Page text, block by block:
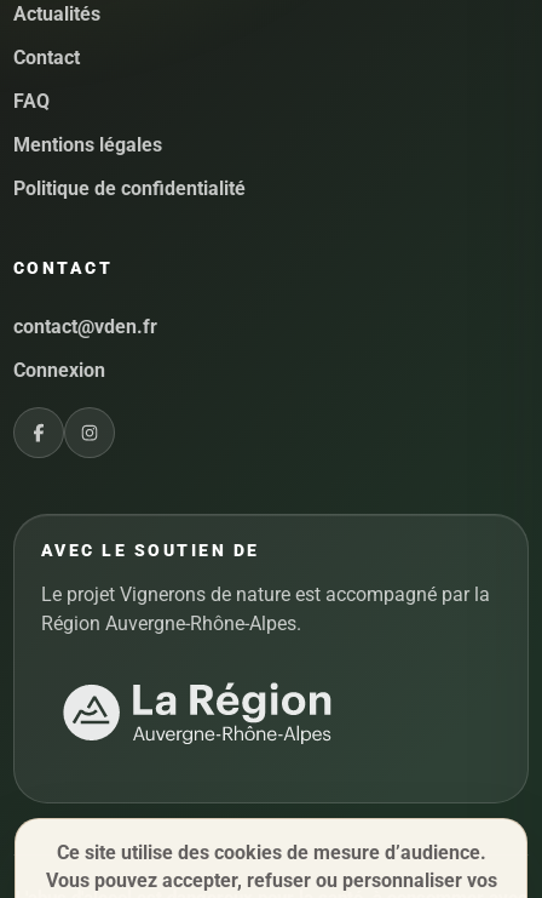
Actualités
Contact
FAQ
Mentions légales
Politique de confidentialité
CONTACT
contact@vden.fr
Connexion
AVEC LE SOUTIEN DE
Le projet Vignerons de nature est accompagné par la
Région Auvergne-Rhône-Alpes.
Ce site utilise des cookies de mesure d’audience.
Vous pouvez accepter, refuser ou personnaliser vos